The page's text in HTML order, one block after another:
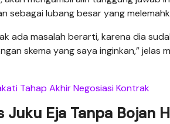
sebagai lubang besar yang
ada masalah berarti, karena dia
skema yang saya inginkan,” jelas
Tahap Akhir Negosiasi Kontrak
Eja Tanpa Bojan